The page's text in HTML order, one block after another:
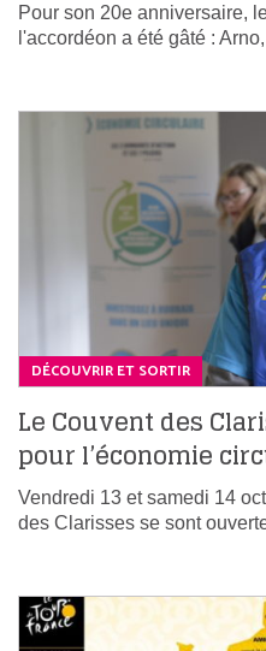
Pour son 20e anniversaire,
l'accordéon a été gâté :
DÉCOUVRIR ET SORTIR
Le Couvent des
pour l’économie
Vendredi 13 et samedi 14
des Clarisses se sont